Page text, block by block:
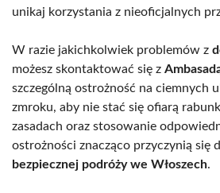
unikaj korzystania z nieoficjalnych
W razie jakichkolwiek problemów z
możesz skontaktować się z
szczególną ostrożność na ciemnych
zmroku, aby nie stać się ofiarą
zasadach oraz stosowanie
ostrożności znacząco przyczynią się
bezpiecznej podróży we Włoszech.